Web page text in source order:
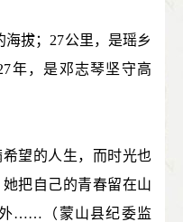
拔；27公里，是瑶乡
年，是邓志琴坚守高
望的人生，而时光也
把自己的青春留在山
……（蒙山县纪委监